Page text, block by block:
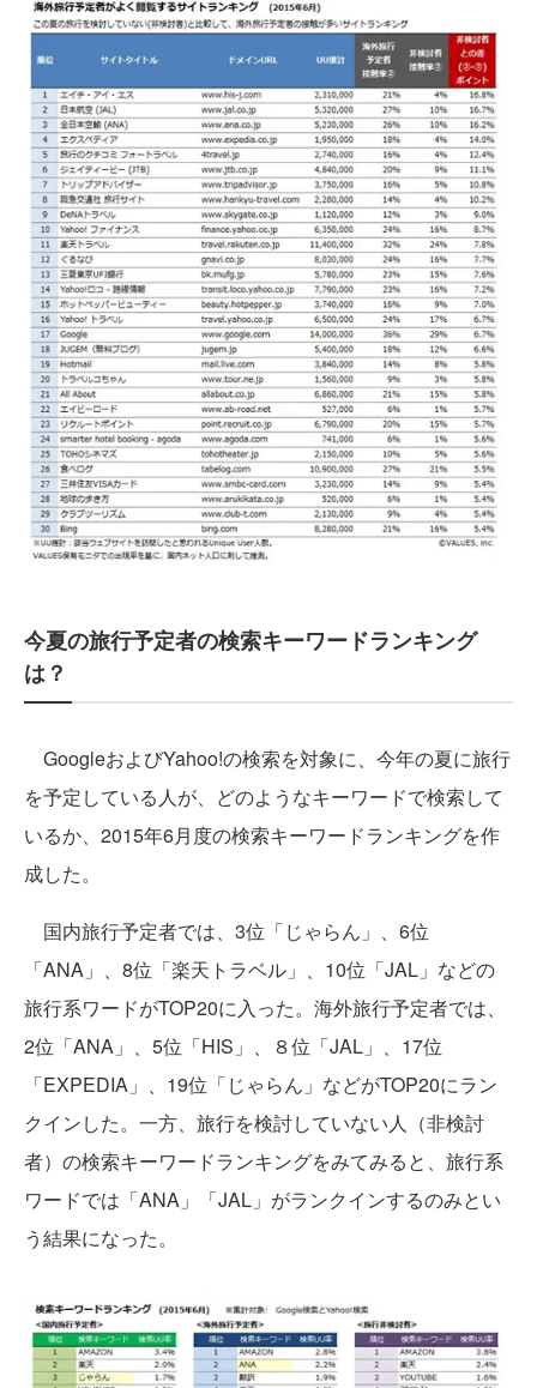
今夏の旅行予定者の検索キーワードランキング
は？
GoogleおよびYahoo!の検索を対象に、今年の夏に旅行
を予定している人が、どのようなキーワードで検索して
いるか、2015年6月度の検索キーワードランキングを作
成した。
国内旅行予定者では、3位「じゃらん」、6位
「ANA」、8位「楽天トラベル」、10位「JAL」などの
旅行系ワードがTOP20に入った。海外旅行予定者では、
2位「ANA」、5位「HIS」、８位「JAL」、17位
「EXPEDIA」、19位「じゃらん」などがTOP20にラン
クインした。一方、旅行を検討していない人（非検討
者）の検索キーワードランキングをみてみると、旅行系
ワードでは「ANA」「JAL」がランクインするのみとい
う結果になった。